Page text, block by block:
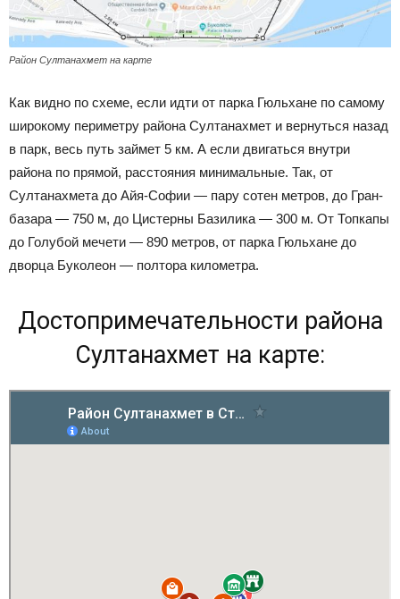
Район Султанахмет на карте
Как видно по схеме, если идти от парка Гюльхане по самому
широкому периметру района Султанахмет и вернуться назад
в парк, весь путь займет 5 км. А если двигаться внутри
района по прямой, расстояния минимальные. Так, от
Султанахмета до Айя-Софии — пару сотен метров, до Гран-
базара — 750 м, до Цистерны Базилика — 300 м. От Топкапы
до Голубой мечети — 890 метров, от парка Гюльхане до
дворца Буколеон — полтора километра.
Достопримечательности района
Султанахмет на карте: